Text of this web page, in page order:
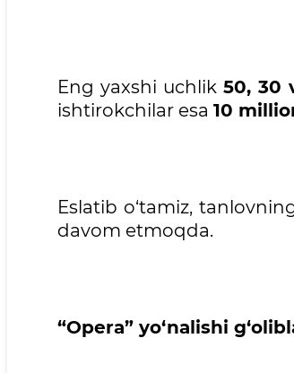
Eng yaxshi uchlik 50, 30
ishtirokchilar esa 10
Eslatib o‘tamiz,
davom etmoqda.
“Opera” yo‘nalishi